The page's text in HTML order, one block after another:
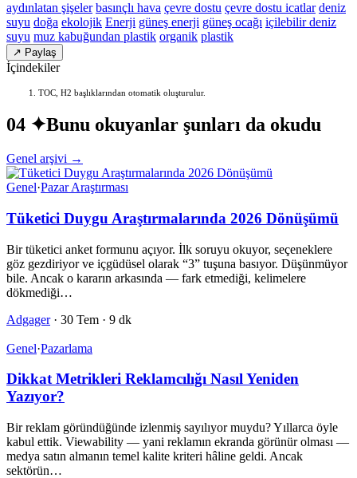
aydınlatan şişeler basınçlı hava çevre dostu çevre dostu icatlar deniz
suyu doğa ekolojik Enerji güneş enerji güneş ocağı içilebilir deniz
suyu muz kabuğundan plastik organik plastik
↗ Paylaş
İçindekiler
TOC, H2 başlıklarından otomatik oluşturulur.
04 ✦Bunu okuyanlar şunları da okudu
Genel arşivi →
Genel·Pazar Araştırması
Tüketici Duygu Araştırmalarında 2026 Dönüşümü
Bir tüketici anket formunu açıyor. İlk soruyu okuyor, seçeneklere
göz gezdiriyor ve içgüdüsel olarak “3” tuşuna basıyor. Düşünmüyor
bile. Ancak o kararın arkasında — fark etmediği, kelimelere
dökmediği…
Adgager · 30 Tem · 9 dk
Genel·Pazarlama
Dikkat Metrikleri Reklamcılığı Nasıl Yeniden
Yazıyor?
Bir reklam göründüğünde izlenmiş sayılıyor muydu? Yıllarca öyle
kabul ettik. Viewability — yani reklamın ekranda görünür olması —
medya satın almanın temel kalite kriteri hâline geldi. Ancak
sektörün…